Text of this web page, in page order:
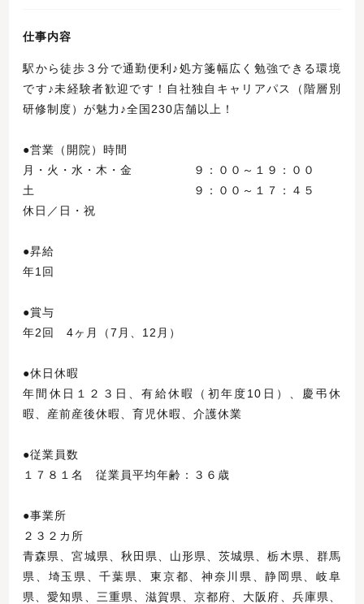
仕事内容
駅から徒歩３分で通勤便利♪処方箋幅広く勉強できる環境
です♪未経験者歓迎です！自社独自キャリアパス（階層別
研修制度）が魅力♪全国230店舗以上！
●営業（開院）時間
月・火・水・木・金 ９：００～１９：００
土 ９：００～１７：４５
休日／日・祝
●昇給
年1回
●賞与
年2回 4ヶ月（7月、12月）
●休日休暇
年間休日１２３日、有給休暇（初年度10日）、慶弔休
暇、産前産後休暇、育児休暇、介護休業
●従業員数
１７８１名 従業員平均年齢：３６歳
●事業所
２３２カ所
青森県、宮城県、秋田県、山形県、茨城県、栃木県、群馬
県、埼玉県、千葉県、東京都、神奈川県、静岡県、岐阜
県、愛知県、三重県、滋賀県、京都府、大阪府、兵庫県、